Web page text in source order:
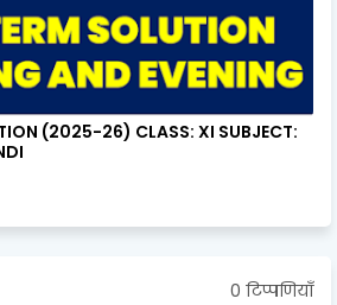
(2025-26) CLASS: XI SUBJECT:
0 टिप्पणियाँ